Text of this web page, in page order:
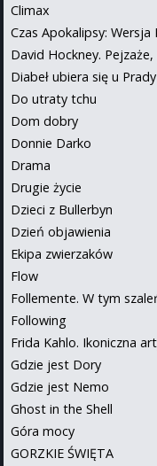
Climax
Czas Apokalipsy: Wersja
David Hockney.
Diabeł ubiera się u
Do utraty tchu
Dom dobry
Donnie Darko
Drama
Drugie życie
Dzieci z Bullerbyn
Dzień objawienia
Ekipa zwierzaków
Flow
Follemente. W tym
Following
Frida Kahlo. Ikoniczna
Gdzie jest Dory
Gdzie jest Nemo
Ghost in the Shell
Góra mocy
GORZKIE ŚWIĘTA